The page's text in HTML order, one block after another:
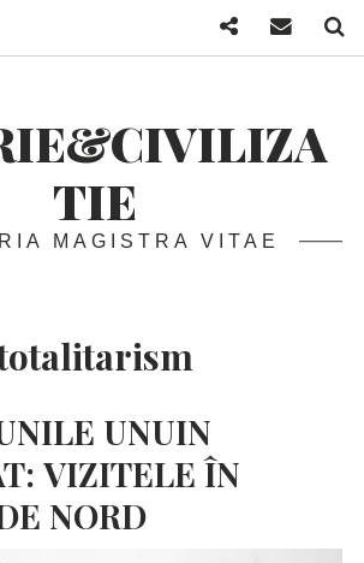
TIE
MAGISTRA VITAE
UNUIN
VIZITELE ÎN
NORD
FacebookMail